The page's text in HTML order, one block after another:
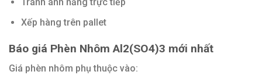
Xếp hàng trên pallet
Báo giá Phèn Nhôm Al2(SO4)3 mới nhất
Giá phèn nhôm phụ thuộc vào: